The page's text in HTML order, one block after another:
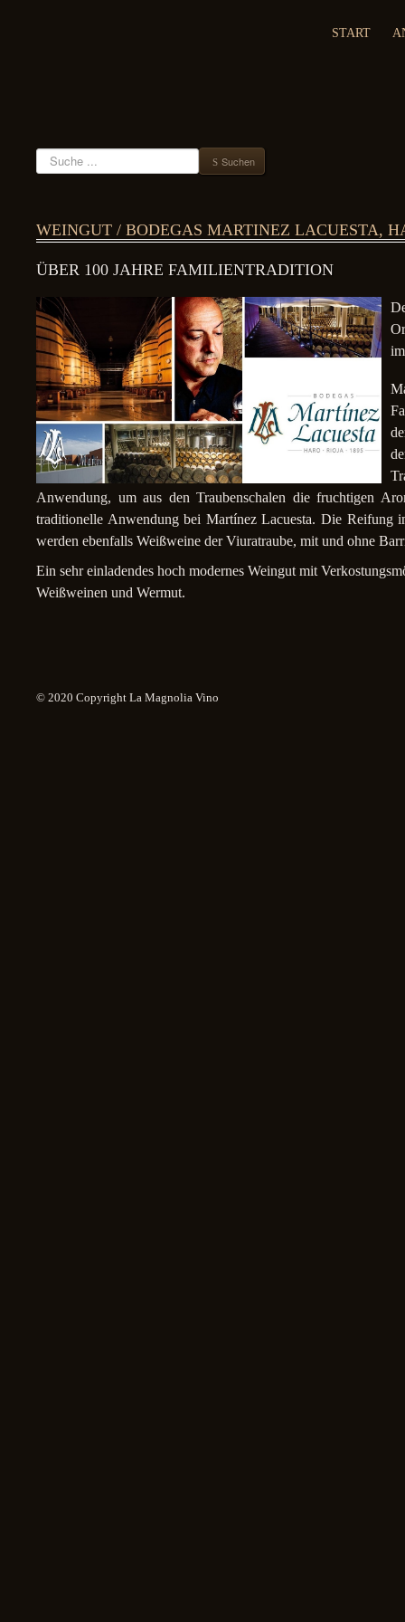
START
Suchen Suchen
WEINGUT / BODEGAS MARTINEZ LACUESTA,
ÜBER 100 JAHRE FAMILIENTRADITION
Anwendung, um aus den Traubenschalen die fruchtigen
traditionelle Anwendung bei Martínez Lacuesta. Die Reifung
werden ebenfalls Weißweine der Viuratraube, mit und ohne
Ein sehr einladendes hoch modernes Weingut mit
Weißweinen und Wermut.
© 2020 Copyright La Magnolia Vino